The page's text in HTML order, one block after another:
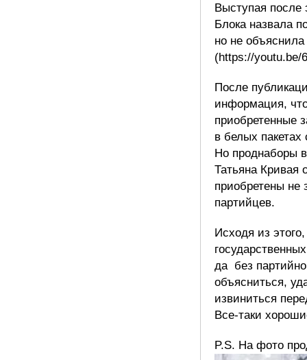
Выступая после
Блока назвала
но не
(https://youtu.be/
После
информация,
приобретенные
в белых пакетах
Но проднаборы
Татьяна Кривая
приобретены не
партийцев.
Исходя из
да без
объясниться,
извиниться
Все-таки
P.S. На фото